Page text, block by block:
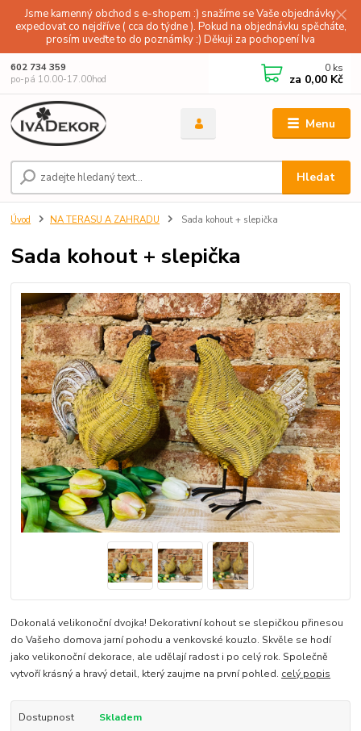
Jsme kamenný obchod s e-shopem :) snažíme se Vaše objednávky
expedovat co nejdříve ( cca do týdne ). Pokud na objednávku spěcháte,
prosím uveďte to do poznámky :) Děkuji za pochopení Iva
Menu
Hledat
602 734 359
po-pá 10.00-17.00hod
0 ks
za 0,00 Kč
Úvod NA TERASU A ZAHRADU Sada kohout + slepička
Sada kohout + slepička
Dokonalá velikonoční dvojka! Dekorativní kohout se slepičkou přinesou
do Vašeho domova jarní pohodu a venkovské kouzlo. Skvěle se hodí
jako velikonoční dekorace, ale udělají radost i po celý rok. Společně
vytvoří krásný a hravý detail, který zaujme na první pohled. celý popis
Dostupnost Skladem